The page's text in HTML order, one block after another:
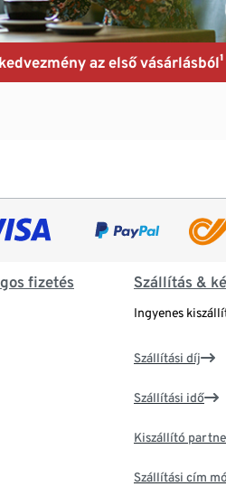
az első vásárlásból¹
fizetés Szállítás &
Ingyenes
Szállítási díj
Szállítási idő
Kiszállító
Szállítási cím